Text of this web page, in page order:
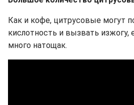
Как и кофе, цитрусовые могут
кислотность и вызвать изжогу,
много натощак.